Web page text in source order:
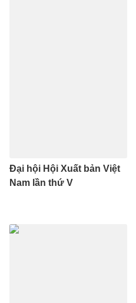
Đại hội Hội Xuất bản Việt
Nam lần thứ V